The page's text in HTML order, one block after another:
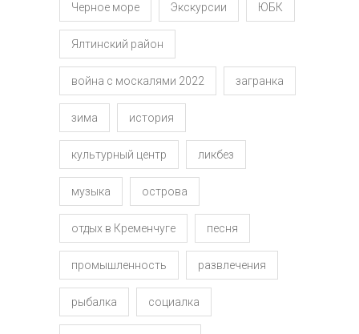
Черное море Экскурсии ЮБК
Ялтинский район
война с москалями 2022 загранка
зима история
культурный центр ликбез
музыка острова
отдых в Кременчуге песня
промышленность развлечения
рыбалка социалка